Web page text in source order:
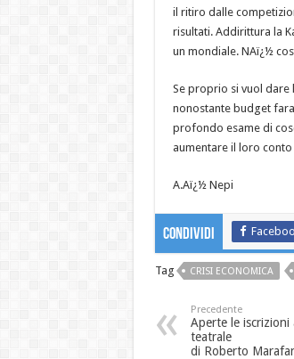
il ritiro dalle
risultati. Addirittura la
un mondiale. NAï¿½
Se proprio si vuol dare
nonostante budget
profondo esame di
aumentare il loro
A.Aï¿½ Nepi
Condividi
Tag CRISI ECONOMICA
Precedente
Aperte le iscrizioni
teatrale
di Roberto